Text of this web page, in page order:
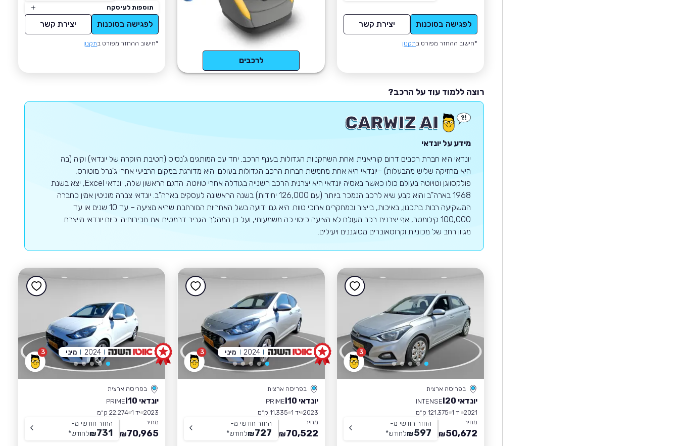
לפגישה בסוכנות יצירת קשר
*חישוב ההחזר מפורט בתקנון
לרכבים
תוספות לעיסקה
לפגישה בסוכנות יצירת קשר
*חישוב ההחזר מפורט בתקנון
רוצה ללמוד עוד על הרכב?
מידע על יונדאי
יונדאי היא חברת רכבים דרום קוריאנית ואחת השחקניות הגדולות בענף הרכב. יחד עם המותגים ג'נסיס (חטיבת היוקרה של יונדאי) וקיה (בה
היא מחזיקה שליש מהבעלות) –יונדאי היא אחת מחמשת חברות הרכב הגדולות בעולם. היא מדורגת במקום הרביעי אחרי ג'נרל מוטורס,
פולקסווגן וטויוטה בעולם כולו כאשר באסיה יונדאי היא יצרנית הרכב השנייה בגודלה אחרי טויוטה. הדגם הראשון שלה, יונדאי Excel, יצא בשנת
1968 בארה"ב והוא קבע שיא לרכב הנמכר ביותר (עם 126,000 יחידות) בשנה הראשונה לעסקים בארה"ב. יונדאי צברה מוניטין אמין כחברה
המשקיעה רבות בתכנון, באיכות, בייצור ובמחקרים ארוכי טווח. היא גם ידועה בשל האחריות המורחבת שהיא מציעה – עד 10 שנים או עד
100,000 קילומטר, אף יצרנית רכב מעולם לא הציעה כיסוי כה משמעותי, ועל כן המהלך הגביר דרמטית את מכירותיה. כיום יונדאי מייצרת
מגוון רחב של מכוניות וקרוסאוברים מסוגננים ויעילים.
3
בפריסה ארצית
יונדאי I20
INTENSE
2021 יד 1
121,375 ק״מ
מחיר
50,672
₪
החזר חודשי מ-
597
₪לחודש*
3
בפריסה ארצית
יונדאי I10
PRIME
2023 יד 1
11,335 ק״מ
מחיר
70,522
₪
החזר חודשי מ-
727
₪לחודש*
2024 מיני 3
בפריסה ארצית
יונדאי I10
PRIME
2023 יד 1
22,274 ק״מ
מחיר
70,965
₪
החזר חודשי מ-
731
₪לחודש*
2024 מיני